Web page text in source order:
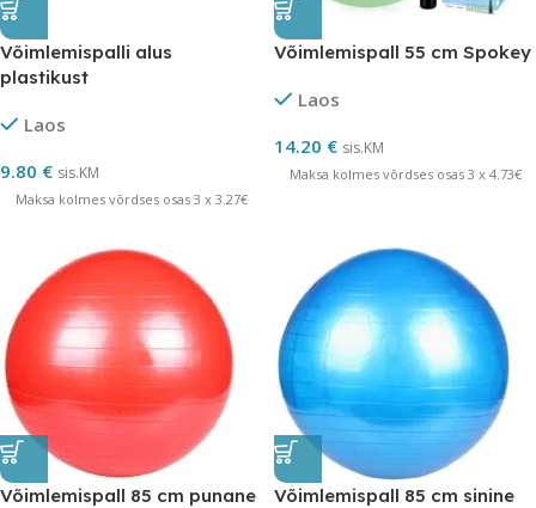
Võimlemispalli alus
plastikust
Laos
9.80 € sis.KM
Maksa kolmes võrdses osas 3 x 3.27€
Võimlemispall 55 cm Spokey
Laos
14.20 € sis.KM
Maksa kolmes võrdses osas 3 x 4.73€
Võimlemispall 85 cm punane Võimlemispall 85 cm sinine